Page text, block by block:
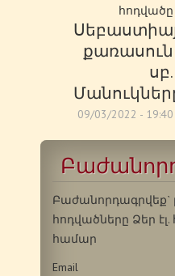
հոդվածը
քառասուն
սբ.
09/03/2022 - 19:40
Բաժանորդագրվեք`
հոդվածները Ձեր
համար
Email